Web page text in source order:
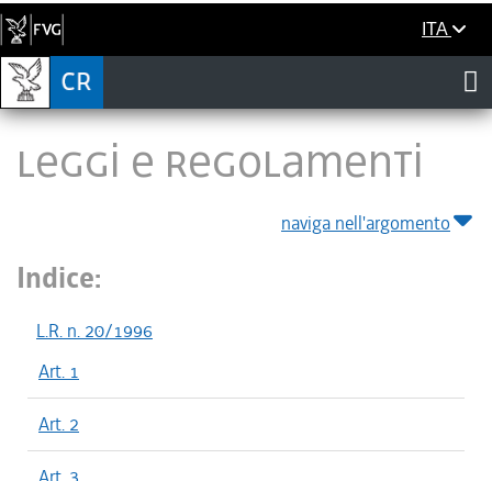
ITA
LEGGI E REGOLAMENTI
naviga nell'argomento
Indice:
L.R. n. 20/1996
Art. 1
Art. 2